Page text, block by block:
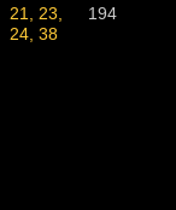
21, 23,
24, 38
194